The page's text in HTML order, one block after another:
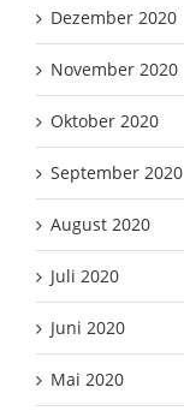
Dezember 2020
November 2020
Oktober 2020
September 2020
August 2020
Juli 2020
Juni 2020
Mai 2020